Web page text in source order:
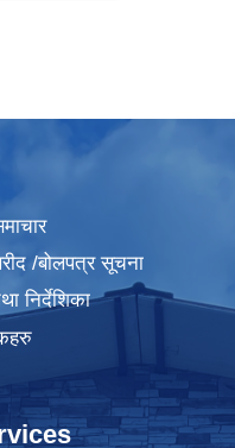
/बोलपत्र सूचना
निर्देशिका